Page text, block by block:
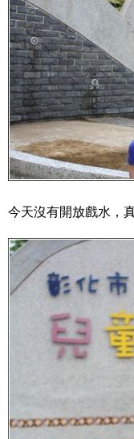
今天沒有開放戲水，